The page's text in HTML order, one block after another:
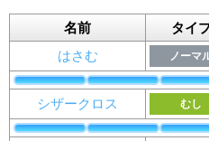
名前 タイ
はさむ
ノーマ
シザークロス むし